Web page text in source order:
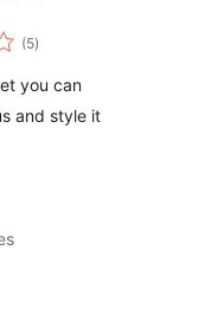
(5puntuacions
totals
)
you can
and style it